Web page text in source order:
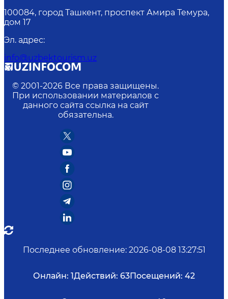
100084, город Ташкент, проспект Амира Темура,
дом 17
Эл. адрес:
info@uzbektourism.uz
© 2001-2026 Все права защищены.
При использовании материалов с
данного сайта ссылка на сайт
обязательна.
Последнее обновление: 2026-08-08 13:27:51
Онлайн: 1Действий: 63Посещений: 42